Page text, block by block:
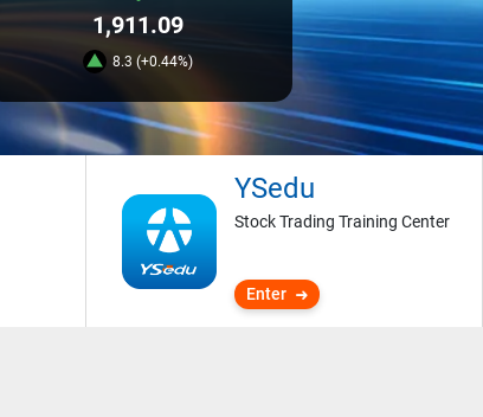
1,911.09
8.3 (+0.44%)
YSedu
Stock Trading Training Center
Enter